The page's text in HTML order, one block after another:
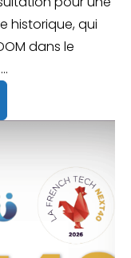
historique, qui
dans le